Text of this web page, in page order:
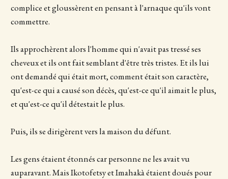
complice et gloussèrent en pensant à l'arnaque qu'ils vont
commettre.
Ils approchèrent alors l'homme qui n'avait pas tressé ses
cheveux et ils ont fait semblant d'être très tristes. Et ils lui
ont demandé qui était mort, comment était son caractère,
qu'est-ce qui a causé son décès, qu'est-ce qu'il aimait le plus,
et qu'est-ce qu'il détestait le plus.
Puis, ils se dirigèrent vers la maison du défunt.
Les gens étaient étonnés car personne ne les avait vu
auparavant. Mais Ikotofetsy et Imahakà étaient doués pour